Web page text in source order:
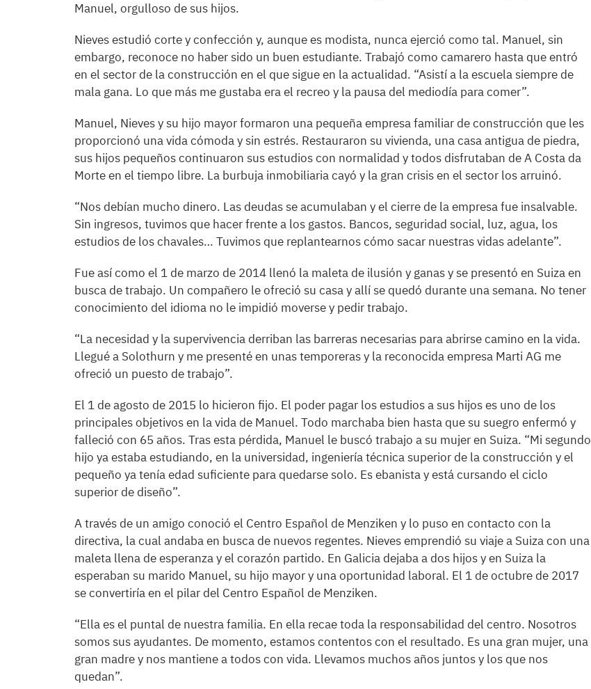
Manuel, orgulloso de sus hijos.
Nieves estudió corte y confección y, aunque es modista, nunca ejerció como tal. Manuel, sin
embargo, reconoce no haber sido un buen estudiante. Trabajó como camarero hasta que entró
en el sector de la construcción en el que sigue en la actualidad. “Asistí a la escuela siempre de
mala gana. Lo que más me gustaba era el recreo y la pausa del mediodía para comer”.
Manuel, Nieves y su hijo mayor formaron una pequeña empresa familiar de construcción que les
proporcionó una vida cómoda y sin estrés. Restauraron su vivienda, una casa antigua de piedra,
sus hijos pequeños continuaron sus estudios con normalidad y todos disfrutaban de A Costa da
Morte en el tiempo libre. La burbuja inmobiliaria cayó y la gran crisis en el sector los arruinó.
“Nos debían mucho dinero. Las deudas se acumulaban y el cierre de la empresa fue insalvable.
Sin ingresos, tuvimos que hacer frente a los gastos. Bancos, seguridad social, luz, agua, los
estudios de los chavales… Tuvimos que replantearnos cómo sacar nuestras vidas adelante”.
Fue así como el 1 de marzo de 2014 llenó la maleta de ilusión y ganas y se presentó en Suiza en
busca de trabajo. Un compañero le ofreció su casa y allí se quedó durante una semana. No tener
conocimiento del idioma no le impidió moverse y pedir trabajo.
“La necesidad y la supervivencia derriban las barreras necesarias para abrirse camino en la vida.
Llegué a Solothurn y me presenté en unas temporeras y la reconocida empresa Marti AG me
ofreció un puesto de trabajo”.
El 1 de agosto de 2015 lo hicieron fijo. El poder pagar los estudios a sus hijos es uno de los
principales objetivos en la vida de Manuel. Todo marchaba bien hasta que su suegro enfermó y
falleció con 65 años. Tras esta pérdida, Manuel le buscó trabajo a su mujer en Suiza. “Mi segundo
hijo ya estaba estudiando, en la universidad, ingeniería técnica superior de la construcción y el
pequeño ya tenía edad suficiente para quedarse solo. Es ebanista y está cursando el ciclo
superior de diseño”.
A través de un amigo conoció el Centro Español de Menziken y lo puso en contacto con la
directiva, la cual andaba en busca de nuevos regentes. Nieves emprendió su viaje a Suiza con una
maleta llena de esperanza y el corazón partido. En Galicia dejaba a dos hijos y en Suiza la
esperaban su marido Manuel, su hijo mayor y una oportunidad laboral. El 1 de octubre de 2017
se convertiría en el pilar del Centro Español de Menziken.
“Ella es el puntal de nuestra familia. En ella recae toda la responsabilidad del centro. Nosotros
somos sus ayudantes. De momento, estamos contentos con el resultado. Es una gran mujer, una
gran madre y nos mantiene a todos con vida. Llevamos muchos años juntos y los que nos
quedan”.